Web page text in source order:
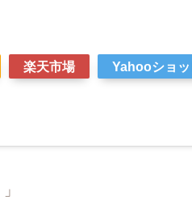
楽天市場 Yahooショ